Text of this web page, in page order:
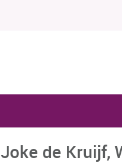
Joke de Kruijf,